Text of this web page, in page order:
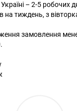
– 2-5 робочих
на тиждень, з
замовлення